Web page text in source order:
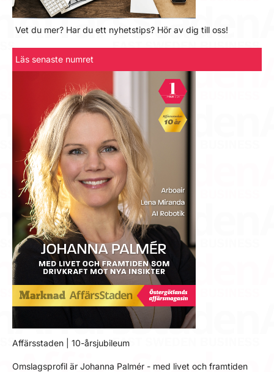
Vet du mer? Har du ett nyhetstips? Hör av dig till oss!
Läs senaste numret
Affärsstaden | 10-årsjubileum
Omslagsprofil är Johanna Palmér - med livet och framtiden